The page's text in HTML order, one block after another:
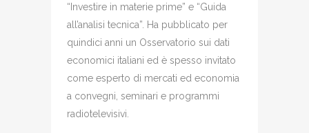
“Investire in materie prime” e “Guida
all’analisi tecnica”. Ha pubblicato per
quindici anni un Osservatorio sui dati
economici italiani ed è spesso invitato
come esperto di mercati ed economia
a convegni, seminari e programmi
radiotelevisivi.